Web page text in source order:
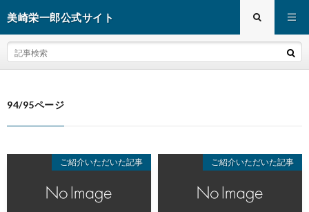
美崎栄一郎公式サイト
94/95ページ
ご紹介いただいた記事 ご紹介いただいた記事